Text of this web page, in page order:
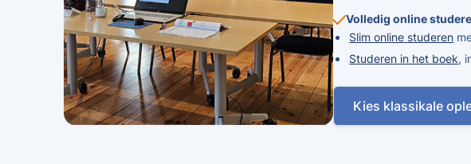
Volledig online
Slim online studeren
Studeren in het boek,
Kies klassikale